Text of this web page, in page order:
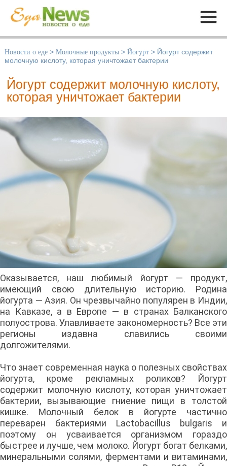
Меню
Новости о еде > Молочные продукты > Йогурт > Йогурт содержит
молочную кислоту, которая уничтожает бактерии
Йогурт содержит молочную кислоту,
которая уничтожает бактерии
Оказывается, наш любимый йогурт — продукт,
имеющий свою длительную историю. Родина
йогурта — Азия. Он чрезвычайно популярен в Индии,
на Кавказе, а в Европе — в странах Балканского
полуострова. Улавливаете закономерность? Все эти
регионы издавна славились своими
долгожителями.
Что знает современная наука о полезных свойствах
йогурта, кроме рекламных роликов? Йогурт
содержит молочную кислоту, которая уничтожает
бактерии, вызывающие гниение пищи в толстой
кишке. Молочный белок в йогурте частично
переварен бактериями Lactobacillus bulgaris и
поэтому он усваивается организмом гораздо
быстрее и лучше, чем молоко. Йогурт богат белками,
минеральными солями, ферментами и витаминами,